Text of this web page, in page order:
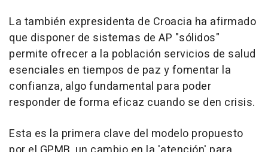
La también expresidenta de Croacia ha afirmado
que disponer de sistemas de AP "sólidos"
permite ofrecer a la población servicios de salud
esenciales en tiempos de paz y fomentar la
confianza, algo fundamental para poder
responder de forma eficaz cuando se den crisis.
Esta es la primera clave del modelo propuesto